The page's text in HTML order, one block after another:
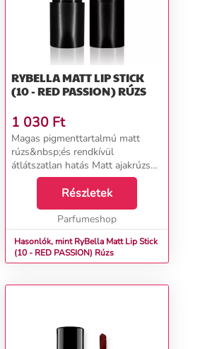
RYBELLA MATT LIP STICK
(10 - RED PASSION) RÚZS
1 030 Ft
Magas pigmenttartalmú matt
rúzs&nbsp;és rendkívül
átlátszatlan hatás Matt ajakrúzs
10 RED PASSION az olasz
RyBella márkától nagyon
kellemes krémes állagú,
tökéletesen tapad az ajkakhoz. A
Részletek
Parfumeshop
Hasonlók, mint RyBella Matt Lip Stick
(10 - RED PASSION) Rúzs